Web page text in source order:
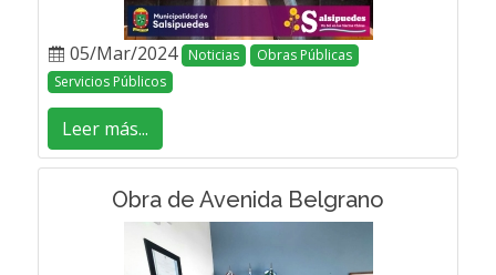
05/Mar/2024 Noticias
Obras Públicas
Servicios Públicos
Leer más...
Obra de Avenida Belgrano